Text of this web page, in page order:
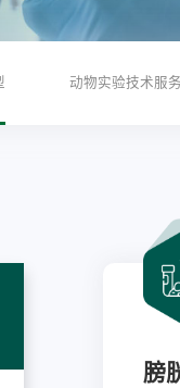
动物实验技术服
膀